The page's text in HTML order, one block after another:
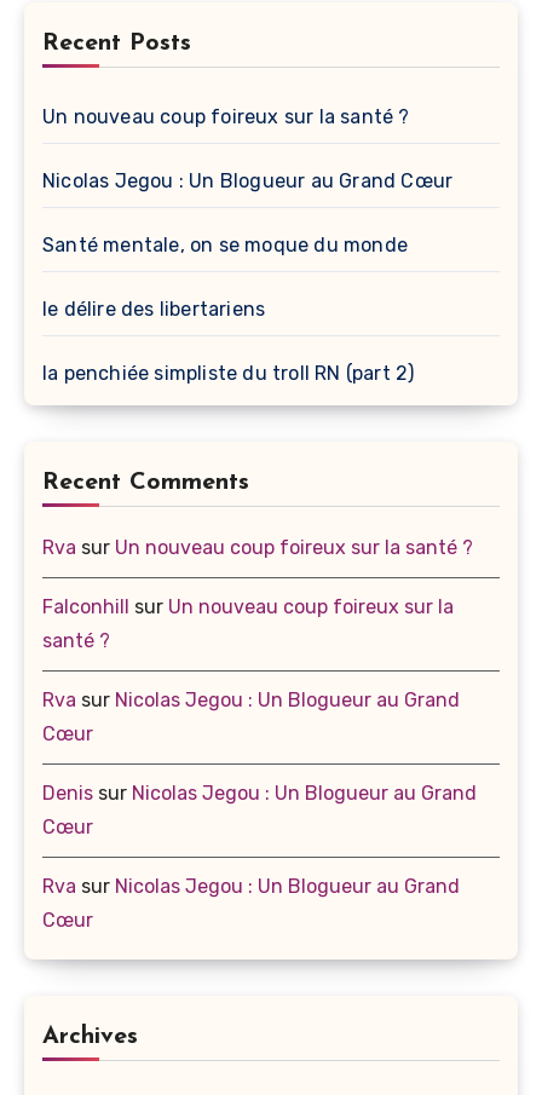
Recent Posts
Un nouveau coup foireux sur la santé ?
Nicolas Jegou : Un Blogueur au Grand Cœur
Santé mentale, on se moque du monde
le délire des libertariens
la penchiée simpliste du troll RN (part 2)
Recent Comments
Rva sur Un nouveau coup foireux sur la santé ?
Falconhill sur Un nouveau coup foireux sur la
santé ?
Rva sur Nicolas Jegou : Un Blogueur au Grand
Cœur
Denis sur Nicolas Jegou : Un Blogueur au Grand
Cœur
Rva sur Nicolas Jegou : Un Blogueur au Grand
Cœur
Archives